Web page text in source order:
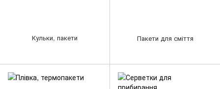
Кульки, пакети Пакети для сміття